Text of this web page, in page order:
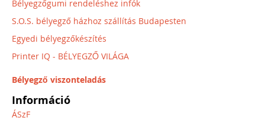
Bélyegzőgumi rendeléshez infók
S.O.S. bélyegző házhoz szállítás Budapesten
Egyedi bélyegzőkészítés
Printer IQ - BÉLYEGZŐ VILÁGA
Bélyegző viszonteladás
Információ
ÁSzF